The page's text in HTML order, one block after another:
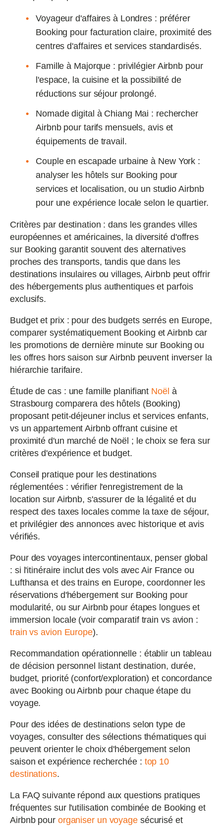
Voyageur d'affaires à Londres : préférer
Booking pour facturation claire, proximité des
centres d'affaires et services standardisés.
Famille à Majorque : privilégier Airbnb pour
l'espace, la cuisine et la possibilité de
réductions sur séjour prolongé.
Nomade digital à Chiang Mai : rechercher
Airbnb pour tarifs mensuels, avis et
équipements de travail.
Couple en escapade urbaine à New York :
analyser les hôtels sur Booking pour
services et localisation, ou un studio Airbnb
pour une expérience locale selon le quartier.
Critères par destination : dans les grandes villes
européennes et américaines, la diversité d'offres
sur Booking garantit souvent des alternatives
proches des transports, tandis que dans les
destinations insulaires ou villages, Airbnb peut offrir
des hébergements plus authentiques et parfois
exclusifs.
Budget et prix : pour des budgets serrés en Europe,
comparer systématiquement Booking et Airbnb car
les promotions de dernière minute sur Booking ou
les offres hors saison sur Airbnb peuvent inverser la
hiérarchie tarifaire.
Étude de cas : une famille planifiant Noël à
Strasbourg comparera des hôtels (Booking)
proposant petit-déjeuner inclus et services enfants,
vs un appartement Airbnb offrant cuisine et
proximité d'un marché de Noël ; le choix se fera sur
critères d'expérience et budget.
Conseil pratique pour les destinations
réglementées : vérifier l'enregistrement de la
location sur Airbnb, s'assurer de la légalité et du
respect des taxes locales comme la taxe de séjour,
et privilégier des annonces avec historique et avis
vérifiés.
Pour des voyages intercontinentaux, penser global
: si l'itinéraire inclut des vols avec Air France ou
Lufthansa et des trains en Europe, coordonner les
réservations d'hébergement sur Booking pour
modularité, ou sur Airbnb pour étapes longues et
immersion locale (voir comparatif train vs avion :
train vs avion Europe).
Recommandation opérationnelle : établir un tableau
de décision personnel listant destination, durée,
budget, priorité (confort/exploration) et concordance
avec Booking ou Airbnb pour chaque étape du
voyage.
Pour des idées de destinations selon type de
voyages, consulter des sélections thématiques qui
peuvent orienter le choix d'hébergement selon
saison et expérience recherchée : top 10
destinations.
La FAQ suivante répond aux questions pratiques
fréquentes sur l'utilisation combinée de Booking et
Airbnb pour organiser un voyagesécurisé et